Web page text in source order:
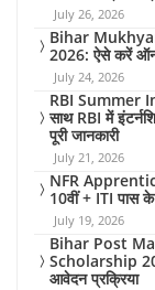
July 26, 2026
Bihar
2026: ऐसे करें
July 24, 2026
RBI Summer
साथ RBI में
पूरी जानकारी
July 21, 2026
NFR Apprentice
10वीं + ITI पास के
July 19, 2026
Bihar Post
Scholarship
आवेदन प्रक्रिया